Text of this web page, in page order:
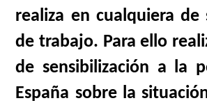
realiza en cualquiera de
de trabajo. Para ello
de sensibilización a la
España sobre la